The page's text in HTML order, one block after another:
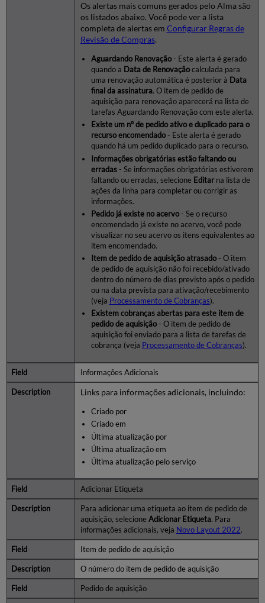
Os alertas mais comuns gerados pelo Alma são
os listados abaixo. Você pode ver a lista
completa de alertas em Configurar Regras de
Revisão de Compras.
Aguardando Renovação- Este alerta é gerado
quando a Data de Renovaçãocalculada para
uma renovação automática é posterior à Data
final da assinatura. O item de pedido de
aquisição para renovação aparecerá na lista de
tarefas Aguardando Renovação com este alerta.
Existe um nº de pedido ativo e duplicado para o
recurso encomendado- Este alerta é gerado
quando há um pedido duplicado para o recurso.
Informações obrigatórias estão faltando ou
erradas- Se informações obrigatórias estiverem
faltando ou erradas, selecione Editarna lista de
ações da linha para completar ou corrigir as
informações.
Pedido já existe no acervo- Se o recurso
encomendado já existe no acervo, você pode
visualizar no seu acervo os itens equivalentes ao
item encomendado.
Item de pedido de aquisição atrasado- O item
de pedido de aquisição não foi recebido/ativado
dentro do número de dias previsto após o pedido
ou na data prevista para ativação/recebimento
(veja Processamento de Cobranças).
Existem cobranças abertas para este item de
pedido de aquisição- O item de pedido de
aquisição foi enviado para a lista de tarefas de
cobrança (veja Processamento de Cobranças).
Informações Adicionais
Links para informações adicionais, incluindo:
Criado por
Criado em
Última atualização por
Última atualização em
Última atualização pelo serviço
Adicionar Etiqueta
Para adicionar uma etiqueta ao item de pedido de
aquisição, selecione Adicionar Etiqueta. Para
informações adicionais, veja Novo Layout 2022.
Item de pedido de aquisição
O número do item de pedido de aquisição
Pedido de aquisição